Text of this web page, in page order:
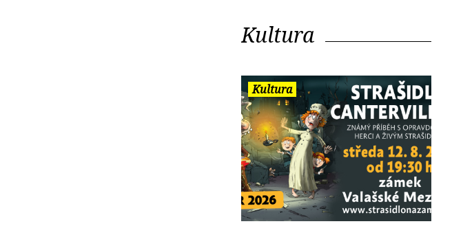
Kultura
Kultura